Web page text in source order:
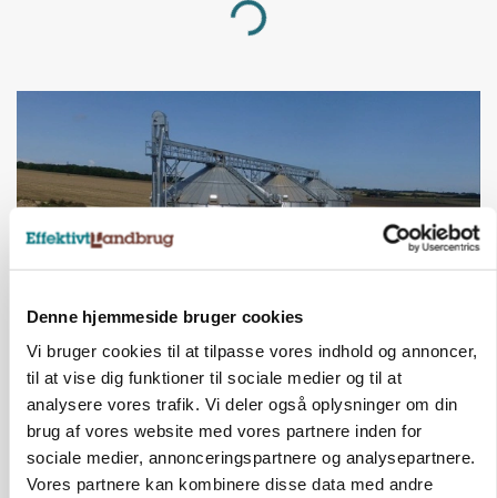
Denne hjemmeside bruger cookies
Vi bruger cookies til at tilpasse vores indhold og annoncer,
til at vise dig funktioner til sociale medier og til at
analysere vores trafik. Vi deler også oplysninger om din
brug af vores website med vores partnere inden for
sociale medier, annonceringspartnere og analysepartnere.
Vores partnere kan kombinere disse data med andre
Loading...
BUSINESS
Lokalt generationsskifte skal løfte midtjysk
siloimportør i Norden
Annonce